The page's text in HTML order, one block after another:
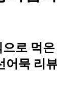
로 먹
어묵 리